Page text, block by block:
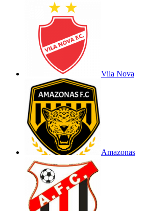
Vila Nova
Amazonas